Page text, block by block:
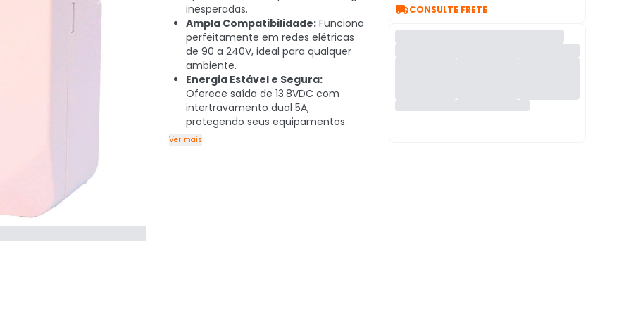
inesperadas.
Ampla Compatibilidade: Funciona
perfeitamente em redes elétricas
de 90 a 240V, ideal para qualquer
ambiente.
Energia Estável e Segura:
Oferece saída de 13.8VDC com
intertravamento dual 5A,
protegendo seus equipamentos.
Ver mais
CONSULTE FRETE